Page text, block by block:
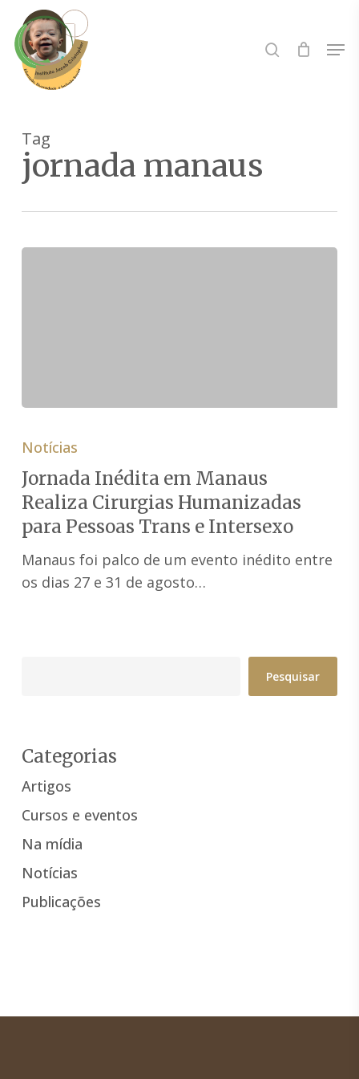
Skip
main
content
Tag
jornada manaus
Inédita
Manaus
Realiza
Cirurgias
Humanizadas
para
Notícias
Jornada Inédita em Manaus
Realiza Cirurgias Humanizadas
para Pessoas Trans e Intersexo
Manaus foi palco de um evento inédito entre
os dias 27 e 31 de agosto…
Pesquisar
Categorias
Artigos
Cursos e eventos
Na mídia
Notícias
Publicações